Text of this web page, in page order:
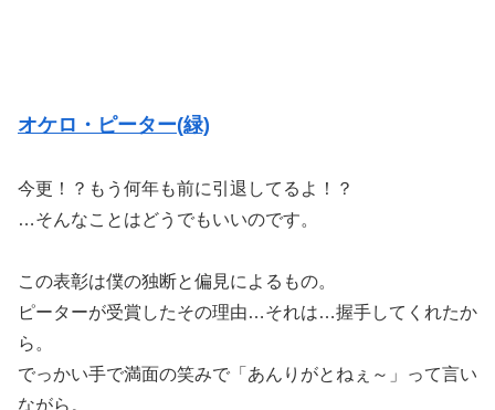
オケロ・ピーター(緑)
今更！？もう何年も前に引退してるよ！？
…そんなことはどうでもいいのです。
この表彰は僕の独断と偏見によるもの。
ピーターが受賞したその理由…それは…握手してくれたか
ら。
でっかい手で満面の笑みで「あんりがとねぇ～」って言い
ながら。